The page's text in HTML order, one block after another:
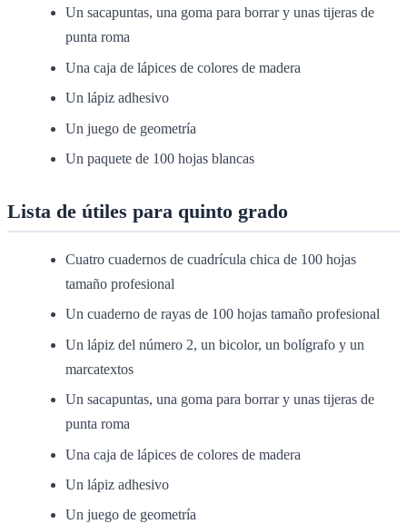
Un sacapuntas, una goma para borrar y unas tijeras de
punta roma
Una caja de lápices de colores de madera
Un lápiz adhesivo
Un juego de geometría
Un paquete de 100 hojas blancas
Lista de útiles para quinto grado
Cuatro cuadernos de cuadrícula chica de 100 hojas
tamaño profesional
Un cuaderno de rayas de 100 hojas tamaño profesional
Un lápiz del número 2, un bicolor, un bolígrafo y un
marcatextos
Un sacapuntas, una goma para borrar y unas tijeras de
punta roma
Una caja de lápices de colores de madera
Un lápiz adhesivo
Un juego de geometría